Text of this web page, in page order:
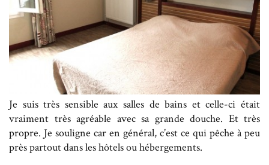
Je suis très sensible aux salles de bains et celle-ci était
vraiment très agréable avec sa grande douche. Et très
propre. Je souligne car en général, c’est ce qui pêche à peu
près partout dans les hôtels ou hébergements.